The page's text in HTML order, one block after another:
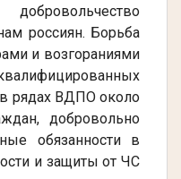
россиян. Борьба
и возгораниями
рядах ВДПО около
добровольно
обязанности в
и защиты от ЧС